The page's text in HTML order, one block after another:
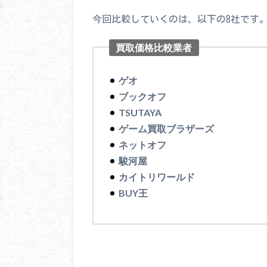
今回比較していくのは、以下の8社です
買取価格比較業者
ゲオ
ブックオフ
TSUTAYA
ゲーム買取ブラザーズ
ネットオフ
駿河屋
カイトリワールド
BUY王